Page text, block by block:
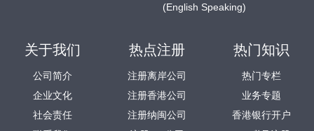
(English Speaking)
关于我们
公司简介
企业文化
社会责任
热点注册
注册离岸公司
注册香港公司
注册纳闽公司
热门知识
热门专栏
业务专题
香港银行开户